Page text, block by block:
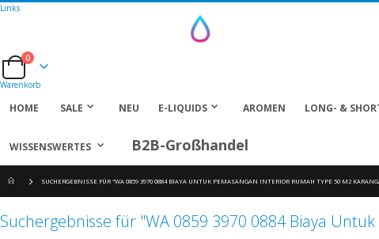
Links
Cart
0
Warenkorb
HOME SALE NEU E-LIQUIDS AROMEN LONG- &
WISSENSWERTES B2B-Großhandel
SUCHERGEBNISSE FÜR "WA 0859 3970 0884 BIAYA UNTUK PEMASANGAN INTERIOR RUMAH TYPE 50 M2
Suchergebnisse für "WA 0859 3970 0884 Biaya